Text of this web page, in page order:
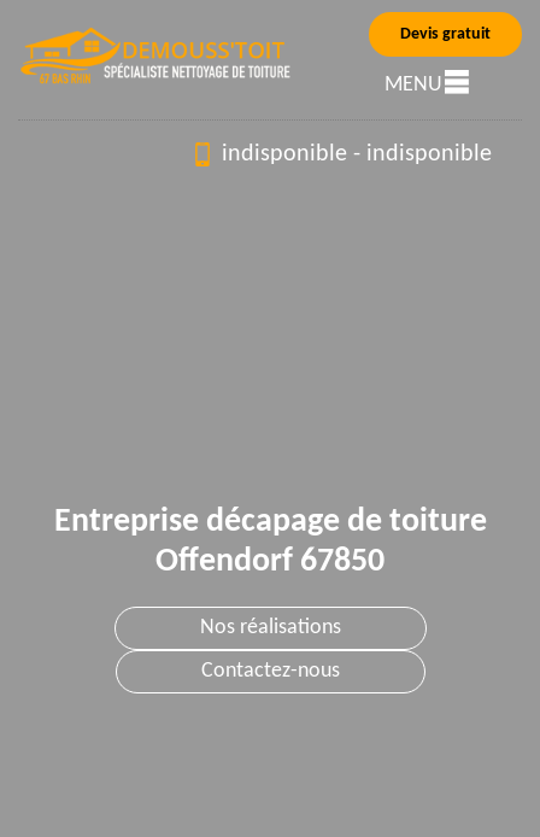
Devis gratuit
MENU
indisponible - indisponible
Entreprise décapage de toiture
Offendorf 67850
Nos réalisations
Contactez-nous